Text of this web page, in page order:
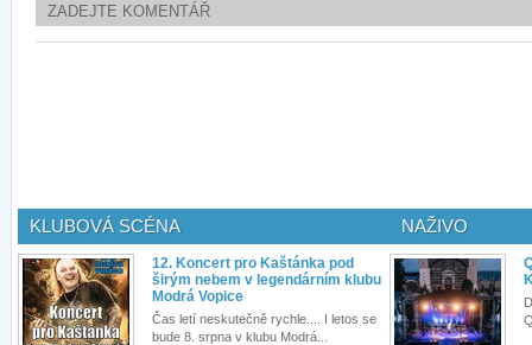
ZADEJTE KOMENTÁŘ
KLUBOVÁ SCÉNA
12. Koncert pro Kaštánka pod
širým nebem v legendárním klubu
Modrá Vopice
Čas letí neskutečně rychle.... I letos se
bude 8. srpna v klubu Modrá...
NAŽIVO